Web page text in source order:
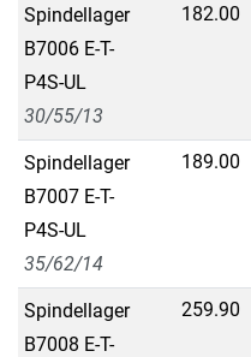
Spindellager
B7006 E-T-
P4S-UL
30/55/13
182.00
Spindellager
B7007 E-T-
P4S-UL
35/62/14
189.00
Spindellager
B7008 E-T-
259.90